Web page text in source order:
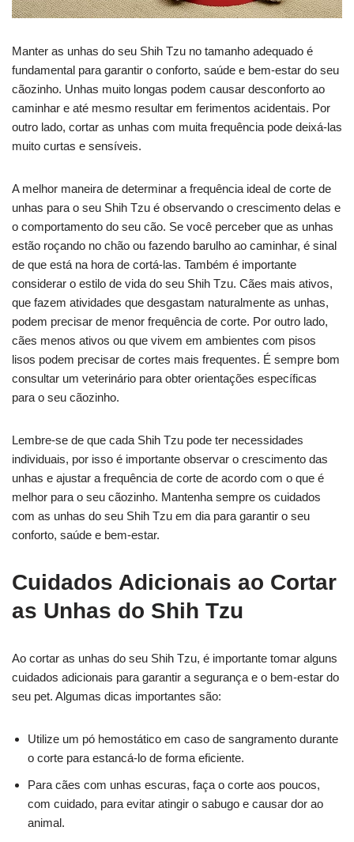
Manter as unhas do seu Shih Tzu no tamanho adequado é
fundamental para garantir o conforto, saúde e bem-estar do seu
cãozinho. Unhas muito longas podem causar desconforto ao
caminhar e até mesmo resultar em ferimentos acidentais. Por
outro lado, cortar as unhas com muita frequência pode deixá-las
muito curtas e sensíveis.
A melhor maneira de determinar a frequência ideal de corte de
unhas para o seu Shih Tzu é observando o crescimento delas e
o comportamento do seu cão. Se você perceber que as unhas
estão roçando no chão ou fazendo barulho ao caminhar, é sinal
de que está na hora de cortá-las. Também é importante
considerar o estilo de vida do seu Shih Tzu. Cães mais ativos,
que fazem atividades que desgastam naturalmente as unhas,
podem precisar de menor frequência de corte. Por outro lado,
cães menos ativos ou que vivem em ambientes com pisos
lisos podem precisar de cortes mais frequentes. É sempre bom
consultar um veterinário para obter orientações específicas
para o seu cãozinho.
Lembre-se de que cada Shih Tzu pode ter necessidades
individuais, por isso é importante observar o crescimento das
unhas e ajustar a frequência de corte de acordo com o que é
melhor para o seu cãozinho. Mantenha sempre os cuidados
com as unhas do seu Shih Tzu em dia para garantir o seu
conforto, saúde e bem-estar.
Cuidados Adicionais ao Cortar
as Unhas do Shih Tzu
Ao cortar as unhas do seu Shih Tzu, é importante tomar alguns
cuidados adicionais para garantir a segurança e o bem-estar do
seu pet. Algumas dicas importantes são:
Utilize um pó hemostático em caso de sangramento durante
o corte para estancá-lo de forma eficiente.
Para cães com unhas escuras, faça o corte aos poucos,
com cuidado, para evitar atingir o sabugo e causar dor ao
animal.